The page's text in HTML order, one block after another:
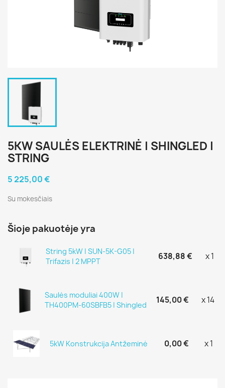
5KW SAULĖS ELEKTRINĖ | SHINGLED |
STRING
5 225,00 €
Su mokesčiais
Šioje pakuotėje yra
String 5kW | SUN-5K-G05 |
Trifazis | 2 MPPT
638,88 € x 1
Saulės moduliai 400W |
TH400PM-60SBFB5 | Shingled
145,00 € x 14
5kW Konstrukcija Antžeminė 0,00 € x 1